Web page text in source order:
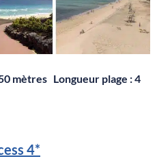
mètres Longueur plage : 4
4*